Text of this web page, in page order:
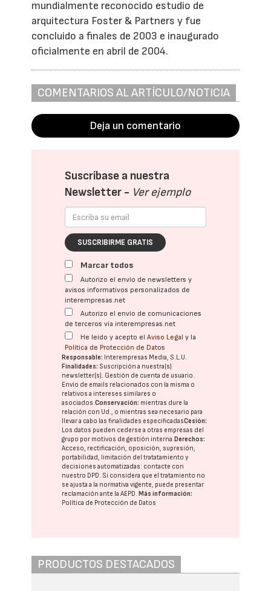
mundialmente reconocido estudio de
arquitectura Foster & Partners y fue
concluido a finales de 2003 e inaugurado
oficialmente en abril de 2004.
COMENTARIOS AL ARTÍCULO/NOTICIA
Deja un comentario
Suscríbase a nuestra
Newsletter - Ver ejemplo
SUSCRIBIRME GRATIS
Marcar todos
Autorizo el envío de newsletters y
avisos informativos personalizados de
interempresas.net
Autorizo el envío de comunicaciones
de terceros vía interempresas.net
He leído y acepto elAviso Legal y la
Política de Protección de Datos
Responsable: Interempresas Media, S.L.U.
Finalidades: Suscripción a nuestra(s)
newsletter(s). Gestión de cuenta de usuario.
Envío de emails relacionados con la misma o
relativos a intereses similares o
asociados.Conservación: mientras dure la
relación con Ud., o mientras sea necesario para
llevar a cabo las finalidades especificadasCesión:
Los datos pueden cederse a otras empresas del
grupo por motivos de gestión interna. Derechos:
Acceso, rectificación, oposición, supresión,
portabilidad, limitación del tratatamiento y
decisiones automatizadas: contacte con
nuestro DPD. Si considera que el tratamiento no
se ajusta a la normativa vigente, puede presentar
reclamación ante laAEPD. Más información:
Política de Protección de Datos
PRODUCTOS DESTACADOS